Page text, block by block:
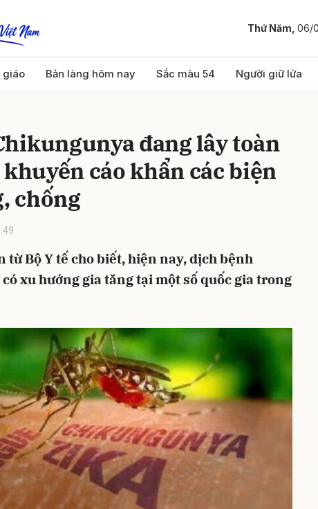
Thứ Năm, 06/
giáo Bản làng hôm nay Sắc màu 54 Người giữ lửa
đang lây toàn
khuyến cáo khẩn các biện
chống
từ Bộ Y tế cho biết, hiện nay, dịch bệnh
xu hướng gia tăng tại một số quốc gia trong
Gửi bình luận